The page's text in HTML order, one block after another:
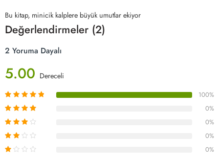
Bu kitap, minicik kalplere büyük umutlar ekiyor
Değerlendirmeler (2)
2 Yoruma Dayalı
5.00 Dereceli
100%
0%
0%
0%
0%